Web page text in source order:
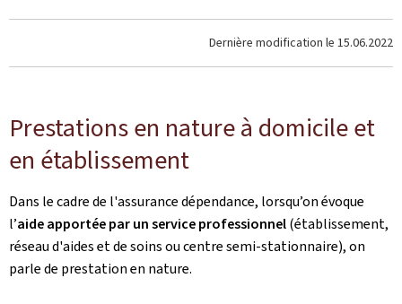
Dernière modification le 15.06.2022
Prestations en nature à domicile et
en établissement
Dans le cadre de l'assurance dépendance, lorsqu’on évoque
l’aide apportée par un service professionnel(établissement,
réseau d'aides et de soins ou centre semi-stationnaire), on
parle de prestation en nature.